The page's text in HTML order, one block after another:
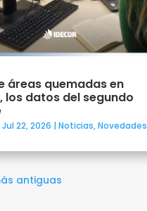
áreas quemadas en
los datos del segundo
Jul 22, 2026 | Noticias,Novedades
antiguas